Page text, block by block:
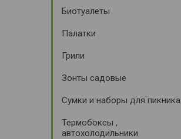
Биотуалеты
Палатки
Грили
Зонты садовые
Сумки и наборы для пикника
Термобоксы ,
автохолодильники